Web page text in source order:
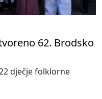
62. Brodsko
dječje folklorne